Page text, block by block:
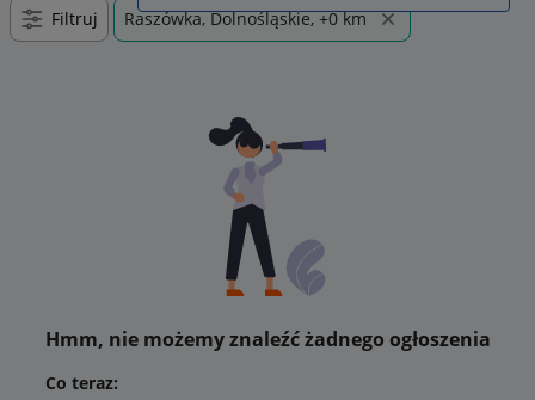
Filtruj Raszówka, Dolnośląskie, +0 km
Hmm, nie możemy znaleźć żadnego ogłoszenia
Co teraz: